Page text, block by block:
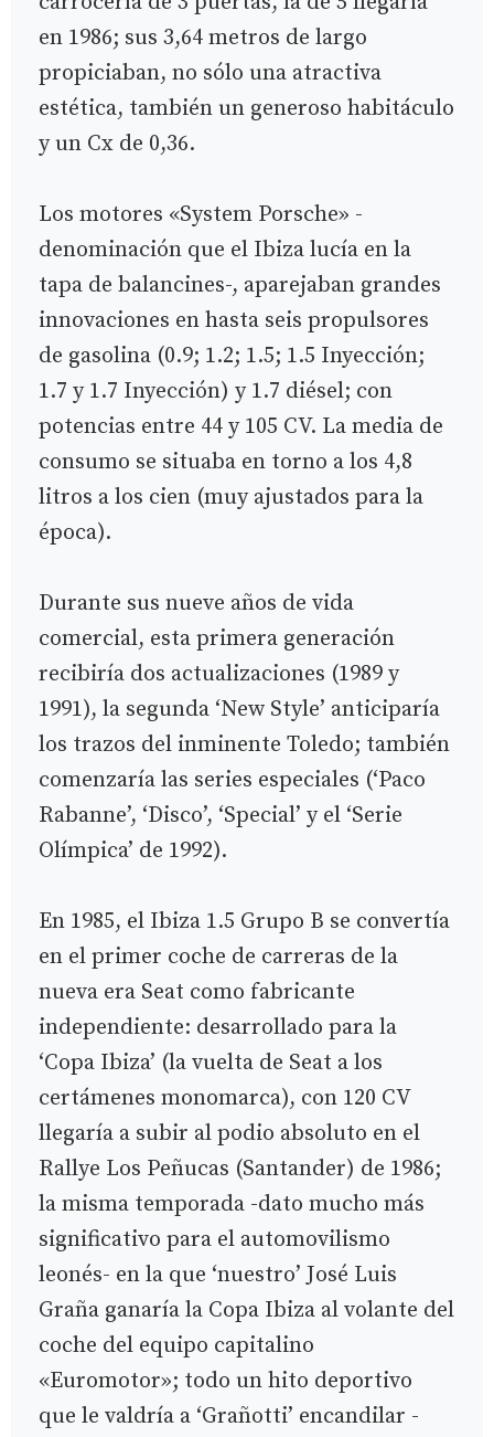
en 1986; sus 3,64 metros de largo
propiciaban, no sólo una atractiva
estética, también un generoso habitáculo
y un Cx de 0,36.
Los motores «System Porsche» -
denominación que el Ibiza lucía en la
tapa de balancines-, aparejaban grandes
innovaciones en hasta seis propulsores
de gasolina (0.9; 1.2; 1.5; 1.5 Inyección;
1.7 y 1.7 Inyección) y 1.7 diésel; con
potencias entre 44 y 105 CV. La media de
consumo se situaba en torno a los 4,8
litros a los cien (muy ajustados para la
época).
Durante sus nueve años de vida
comercial, esta primera generación
recibiría dos actualizaciones (1989 y
1991), la segunda ‘New Style’ anticiparía
los trazos del inminente Toledo; también
comenzaría las series especiales (‘Paco
Rabanne’, ‘Disco’, ‘Special’ y el ‘Serie
Olímpica’ de 1992).
En 1985, el Ibiza 1.5 Grupo B se convertía
en el primer coche de carreras de la
nueva era Seat como fabricante
independiente: desarrollado para la
‘Copa Ibiza’ (la vuelta de Seat a los
certámenes monomarca), con 120 CV
llegaría a subir al podio absoluto en el
Rallye Los Peñucas (Santander) de 1986;
la misma temporada -dato mucho más
significativo para el automovilismo
leonés- en la que ‘nuestro’ José Luis
Graña ganaría la Copa Ibiza al volante del
coche del equipo capitalino
«Euromotor»; todo un hito deportivo
que le valdría a ‘Grañotti’ encandilar -